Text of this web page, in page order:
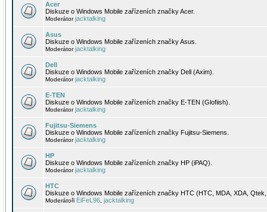
Acer
Diskuze o Windows Mobile zařízeních značky Acer.
Moderátorjacktalking
Asus
Diskuze o Windows Mobile zařízeních značky Asus.
Moderátorjacktalking
Dell
Diskuze o Windows Mobile zařízeních značky Dell (Axim).
Moderátorjacktalking
E-TEN
Diskuze o Windows Mobile zařízeních značky E-TEN (Glofiish).
Moderátorjacktalking
Fujitsu-Siemens
Diskuze o Windows Mobile zařízeních značky Fujitsu-Siemens.
Moderátorjacktalking
HP
Diskuze o Windows Mobile zařízeních značky HP (iPAQ).
Moderátorjacktalking
HTC
Diskuze o Windows Mobile zařízeních značky HTC (HTC, MDA, XDA,
Moderátoři EiFeL96 jacktalking